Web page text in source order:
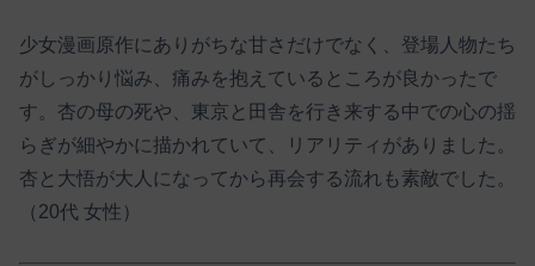
少女漫画原作にありがちな甘さだけでなく、登場人物たち
がしっかり悩み、痛みを抱えているところが良かったで
す。杏の母の死や、東京と田舎を行き来する中での心の揺
らぎが細やかに描かれていて、リアリティがありました。
杏と大悟が大人になってから再会する流れも素敵でした。
（20代 女性）